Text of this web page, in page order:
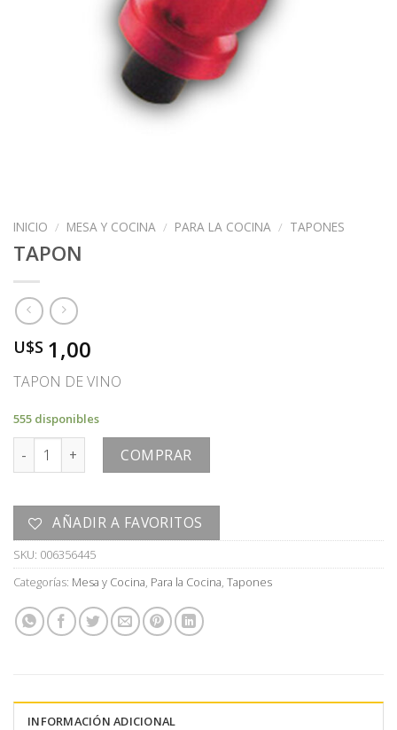
INICIO / MESA Y COCINA / PARA LA COCINA / TAPONES
TAPON
U$S 1,00
TAPON DE VINO
555 disponibles
TAPON cantidad COMPRAR
AÑADIR A FAVORITOS
SKU: 006356445
Categorías: Mesa y Cocina, Para la Cocina, Tapones
INFORMACIÓN ADICIONAL